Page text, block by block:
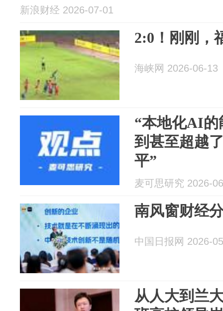
新浪财经 2026-07-01
2:0！刚刚，
海峡网 2026-06-13
“本地化AI的
到甚至超越
平”
麦可思研究 2026-
南风窗财经
中国日报网 2026-
从人大到兰